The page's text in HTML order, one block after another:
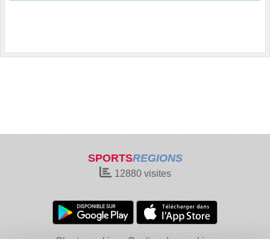
SPORTSREGIONS
12880visites
Charte cookies Gestion des cookies